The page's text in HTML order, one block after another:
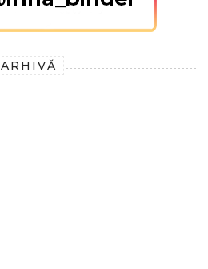
ARHIVĂ